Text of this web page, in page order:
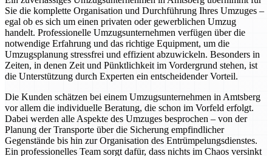
Sie die komplette Organisation und Durchführung Ihres Umzuges –
egal ob es sich um einen privaten oder gewerblichen Umzug
handelt. Professionelle Umzugsunternehmen verfügen über die
notwendige Erfahrung und das richtige Equipment, um die
Umzugsplanung stressfrei und effizient abzuwickeln. Besonders in
Zeiten, in denen Zeit und Pünktlichkeit im Vordergrund stehen, ist
die Unterstützung durch Experten ein entscheidender Vorteil.
Die Kunden schätzen bei einem Umzugsunternehmen in Amtsberg
vor allem die individuelle Beratung, die schon im Vorfeld erfolgt.
Dabei werden alle Aspekte des Umzuges besprochen – von der
Planung der Transporte über die Sicherung empfindlicher
Gegenstände bis hin zur Organisation des Entrümpelungsdienstes.
Ein professionelles Team sorgt dafür, dass nichts im Chaos versinkt